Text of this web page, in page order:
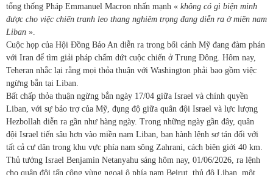
tổng thống Pháp Emmanuel Macron nhấn mạnh « không có gì biện minh
được cho việc chiến tranh leo thang nghiêm trọng đang diễn ra ở miền nam
Liban ».
Cuộc họp của Hội Đồng Bảo An diễn ra trong bối cảnh Mỹ đang đàm phán
với Iran để tìm giải pháp chấm dứt cuộc chiến ở Trung Đông. Hôm nay,
Teheran nhắc lại rằng mọi thỏa thuận với Washington phải bao gồm việc
ngừng bắn tại Liban.
Bất chấp thỏa thuận ngừng bắn ngày 17/04 giữa Israel và chính quyền
Liban, với sự bảo trợ của Mỹ, đụng độ giữa quân đội Israel và lực lượng
Hezbollah diễn ra gần như hàng ngày. Trong những ngày gần đây, quân
đội Israel tiến sâu hơn vào miền nam Liban, ban hành lệnh sơ tán đối với
tất cả cư dân trong khu vực phía nam sông Zahrani, cách biên giới 40 km.
Thủ tướng Israel Benjamin Netanyahu sáng hôm nay, 01/06/2026, ra lệnh
cho quân đội tấn công vùng ngoại ô phía nam Beirut, thủ đô Liban, một